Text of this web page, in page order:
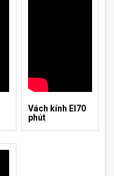
Vách kính EI70
phút